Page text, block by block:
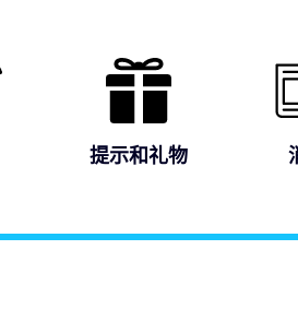
提示和礼物